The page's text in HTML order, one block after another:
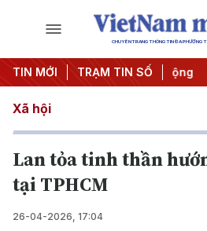
CHUYÊN TRANG THÔNG TIN ĐA PHƯƠNG
TIN MỚI TRẠM TIN SỐ
Nghị quyết thành hành động
Xã hội
Lan tỏa tinh thần
tại TPHCM
26-04-2026, 17:04